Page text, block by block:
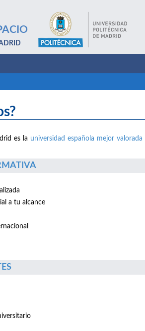
es la universidad española mejor valorada
a tu alcance